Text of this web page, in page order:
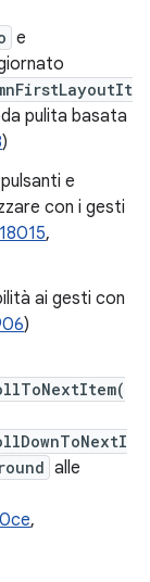
e
pulita basata
)
e
con i gesti
,
ai gesti con
)
alle
,